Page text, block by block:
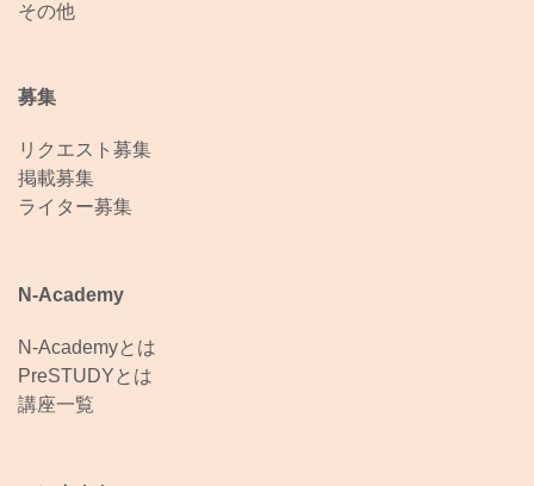
その他
募集
リクエスト募集
掲載募集
ライター募集
N-Academy
N-Academyとは
PreSTUDYとは
講座一覧